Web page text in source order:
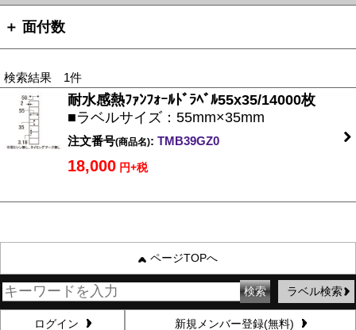
＋ 面付数
検索結果 1件
耐水感熱ﾌｧﾝﾌｫｰﾙﾄﾞﾗﾍﾞﾙ55x35/14000枚
■ラベルサイズ：55mm×35mm
注文番号(商品名): TMB39GZ0
18,000 円+税
ページTOPへ
ラベル検索
ログイン 新規メンバー登録(無料)